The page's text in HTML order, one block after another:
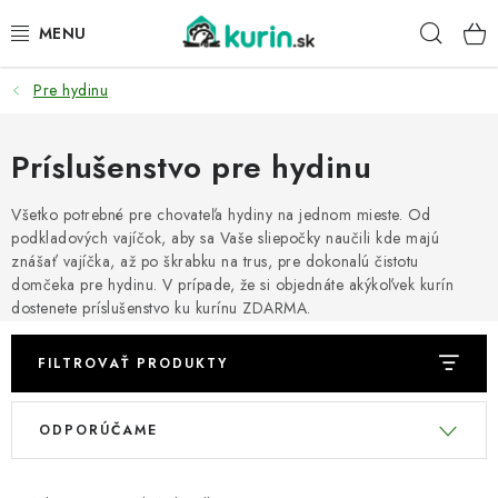
na
PRE HYDINU
PRE PSY
PRE ZAJACE
PRE DETI
PRE VTÁKY
Pre hydinu
Príslušenstvo pre hydinu
Všetko potrebné pre chovateľa hydiny na jednom mieste. Od
podkladových vajíčok, aby sa Vaše sliepočky naučili kde majú
znášať vajíčka, až po škrabku na trus, pre dokonalú čistotu
domčeka pre hydinu. V prípade, že si objednáte akýkoľvek kurín
dostenete príslušenstvo ku kurínu ZDARMA.
FILTROVAŤ PRODUKTY
V
R
ODPORÚČAME